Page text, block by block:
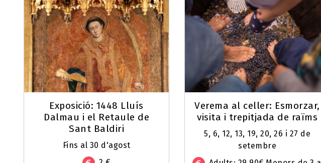
Exposició: 1448 Lluís
Dalmau i el Retaule de
Sant Baldiri
Fins al 30 d'agost
Verema al celler: Esmorzar,
visita i trepitjada de raïms
5, 6, 12, 13, 19, 20, 26 i 27 de
setembre